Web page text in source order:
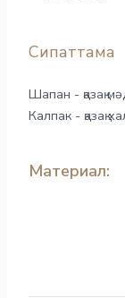
Сипаттама
Шапан - қазақ
Калпак - қазақ
Материал: